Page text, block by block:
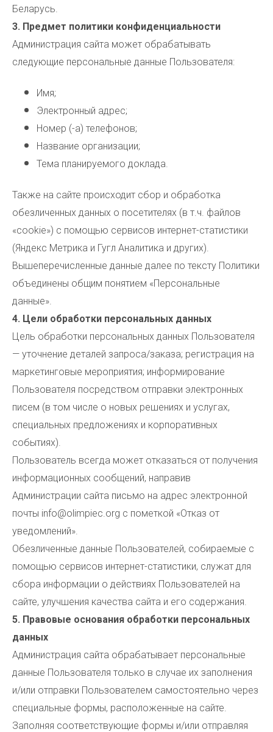
Беларусь.
3. Предмет политики конфиденциальности
Администрация сайта может обрабатывать
следующие персональные данные Пользователя:
Имя;
Электронный адрес;
Номер (-а) телефонов;
Название организации;
Тема планируемого доклада.
Также на сайте происходит сбор и обработка
обезличенных данных о посетителях (в т.ч. файлов
«cookie») с помощью сервисов интернет-статистики
(Яндекс Метрика и Гугл Аналитика и других).
Вышеперечисленные данные далее по тексту Политики
объединены общим понятием «Персональные
данные».
4. Цели обработки персональных данных
Цель обработки персональных данных Пользователя
— уточнение деталей запроса/заказа; регистрация на
маркетинговые мероприятия; информирование
Пользователя посредством отправки электронных
писем (в том числе о новых решениях и услугах,
специальных предложениях и корпоративных
событиях).
Пользователь всегда может отказаться от получения
информационных сообщений, направив
Администрации сайта письмо на адрес электронной
почты info@olimpiec.org с пометкой «Отказ от
уведомлений».
Обезличенные данные Пользователей, собираемые с
помощью сервисов интернет-статистики, служат для
сбора информации о действиях Пользователей на
сайте, улучшения качества сайта и его содержания.
5. Правовые основания обработки персональных
данных
Администрация сайта обрабатывает персональные
данные Пользователя только в случае их заполнения
и/или отправки Пользователем самостоятельно через
специальные формы, расположенные на сайте.
Заполняя соответствующие формы и/или отправляя